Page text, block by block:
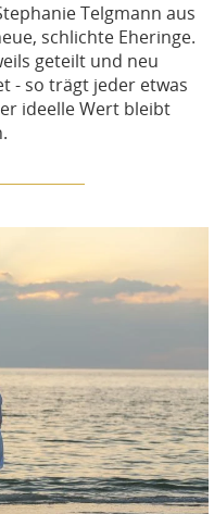
Telgmann aus
schlichte Eheringe.
geteilt und neu
- so trägt jeder etwas
ideelle Wert bleibt